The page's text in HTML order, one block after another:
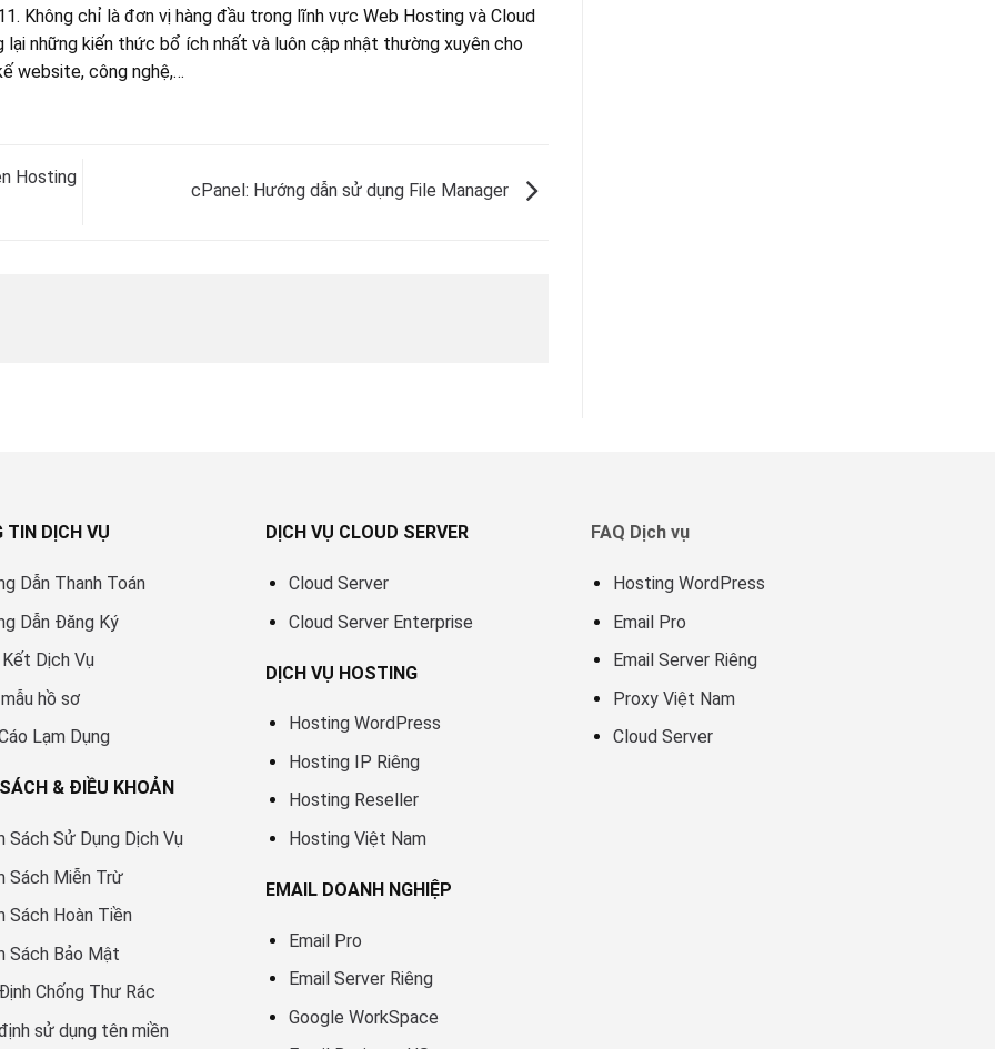
Không chỉ là đơn vị hàng đầu trong lĩnh vực Web Hosting và Cloud
lại những kiến thức bổ ích nhất và luôn cập nhật thường xuyên cho
website, công nghệ,…
Hosting
cPanel: Hướng dẫn sử dụng File Manager
TIN DỊCH VỤ
Dẫn Thanh Toán
Dẫn Đăng Ký
Kết Dịch Vụ
hồ sơ
Lạm Dụng
& ĐIỀU KHOẢN
Sách Sử Dụng Dịch Vụ
Sách Miễn Trừ
Sách Hoàn Tiền
Sách Bảo Mật
Chống Thư Rác
sử dụng tên miền
DỊCH VỤ CLOUD SERVER
Cloud Server
Cloud Server Enterprise
DỊCH VỤ HOSTING
Hosting WordPress
Hosting IP Riêng
Hosting Reseller
Hosting Việt Nam
EMAIL DOANH NGHIỆP
Email Pro
Email Server Riêng
Google WorkSpace
FAQ Dịch vụ
Hosting WordPress
Email Pro
Email Server Riêng
Proxy Việt Nam
Cloud Server